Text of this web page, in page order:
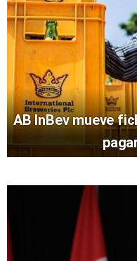
AB InBev mueve